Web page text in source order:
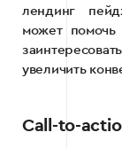
лендинг
может помочь
увеличить
Call-to-